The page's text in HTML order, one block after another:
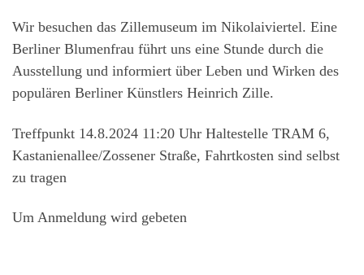
Wir besuchen das Zillemuseum im Nikolaiviertel. Eine
Berliner Blumenfrau führt uns eine Stunde durch die
Ausstellung und informiert über Leben und Wirken des
populären Berliner Künstlers Heinrich Zille.
Treffpunkt 14.8.2024 11:20 Uhr Haltestelle TRAM 6,
Kastanienallee/Zossener Straße, Fahrtkosten sind selbst
zu tragen
Um Anmeldung wird gebeten